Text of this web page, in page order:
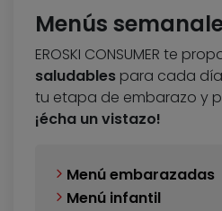
Menús
EROSKI CONSUMER te
saludables para cada
tu etapa de embarazo y
¡écha un vistazo!
Menú embarazadas
Menú infantil